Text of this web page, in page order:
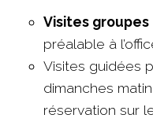
Visites groupes
préalable à
Visites guidées
dimanches
réservation sur